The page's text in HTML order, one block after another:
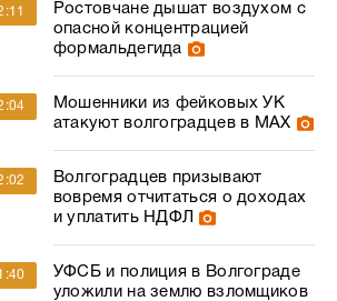
Ростовчане дышат воздухом с
опасной концентрацией
формальдегида
Мошенники из фейковых УК
атакуют волгоградцев в МАХ
Волгоградцев призывают
вовремя отчитаться о доходах
и уплатить НДФЛ
УФСБ и полиция в Волгограде
уложили на землю взломщиков